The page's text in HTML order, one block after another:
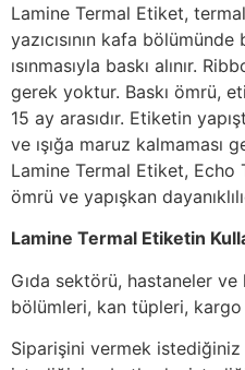
Lamine Termal Etiket,
yazıcısının kafa
ısınmasıyla baskı alınır.
gerek yoktur. Baskı ömrü,
15 ay arasıdır. Etiketin
ve ışığa maruz kalmaması
Lamine Termal Etiket, Echo
ömrü ve yapışkan
Lamine Termal Etiketin
Gıda sektörü, hastaneler
bölümleri, kan tüpleri,
Siparişini vermek